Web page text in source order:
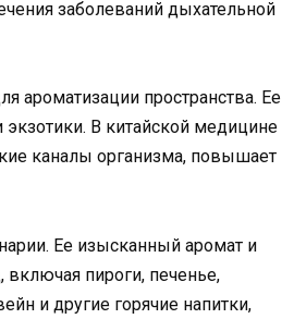
заболеваний дыхательной
ароматизации пространства. Ее
В китайской медицине
каналы организма, повышает
Ее изысканный аромат и
пироги, печенье,
и другие горячие напитки,